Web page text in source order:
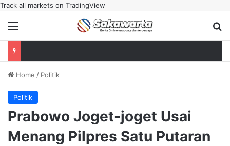
Track all markets on TradingView
Menu
Home / Politik
Politik
Prabowo Joget-joget Usai
Menang Pilpres Satu Putaran